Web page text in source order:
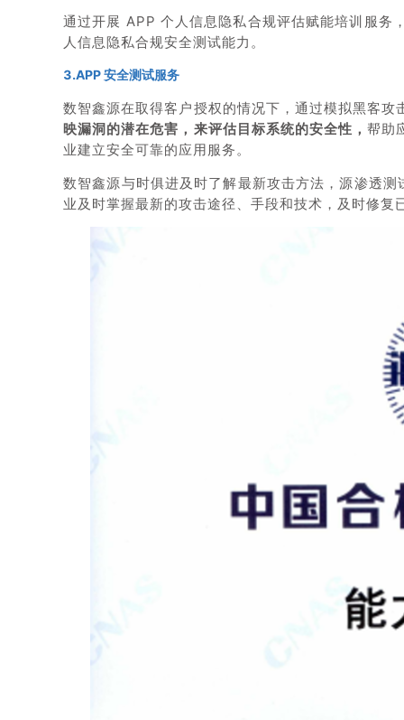
通过开展 APP 个人信息隐私合规评估赋能培训服务
人信息隐私合规安全测试能力。
3.APP 安全测试服务
数智鑫源在取得客户授权的情况下，通过模拟黑客
映漏洞的潜在危害，来评估目标系统的安全性，帮助
业建立安全可靠的应用服务。
数智鑫源与时俱进及时了解最新攻击方法，源渗透
业及时掌握最新的攻击途径、手段和技术，及时修